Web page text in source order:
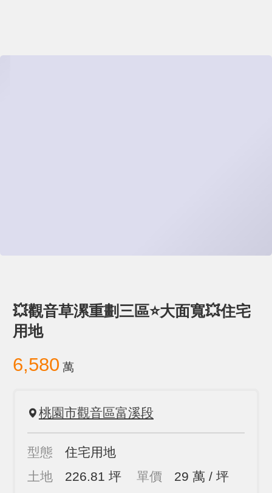
💥觀音草漯重劃三區⭐大面寬💥住宅
用地
6,580 萬
桃園市觀音區富溪段
型態
住宅用地
土地
226.81 坪 單價 29 萬 / 坪